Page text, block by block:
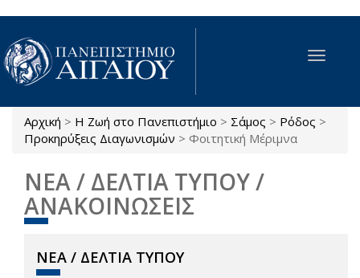
Παράκαμψη προς το κυρίως περιεχόμενο
Toggle
Είστε εδώ
Αρχική > Η Ζωή στο Πανεπιστήμιο > Σάμος > Ρόδος >
Προκηρύξεις Διαγωνισμών > Φοιτητική Μέριμνα
ΝΕΑ / ΔΕΛΤΙΑ ΤΥΠΟΥ /
ΑΝΑΚΟΙΝΩΣΕΙΣ
ΝΕΑ / ΔΕΛΤΙΑ ΤΥΠΟΥ